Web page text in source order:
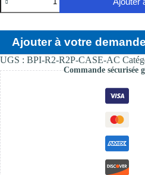
de
Boîtier
BPI-
R2
/
R2
Pro
-
routeur
Ajouter à votre
UGS : BPI-R2-R2P-CASE-AC
Commande sécurisée